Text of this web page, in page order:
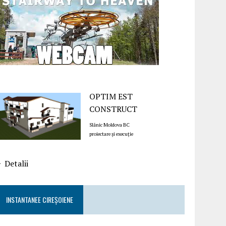
OPTIM EST
CONSTRUCT
Slănic Moldova BC
proiectare și execuție
Detalii
INSTANTANEE CIREȘOIENE